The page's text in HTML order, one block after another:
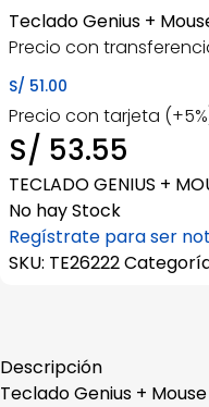
Teclado Genius +
Precio con
S/ 51.00
Precio con tarjeta
S/ 53.55
TECLADO GENIUS +
No hay Stock
Regístrate para ser
SKU: TE26222
Descripción
Teclado Genius +